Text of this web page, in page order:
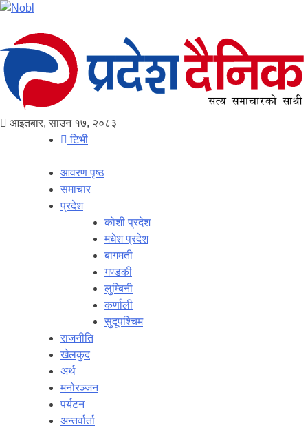
आइतबार, साउन १७, २०८३
टिभी
आवरण पृष्‍ठ
समाचार
प्रदेश
काेशी प्रदेश
मधेश प्रदेश
बागमती
गण्डकी
लुम्बिनी
कर्णाली
सुदूपश्‍चिम
राजनीति
खेलकुद
अर्थ
मनोरञ्‍जन
पर्यटन
अन्तर्वार्ता